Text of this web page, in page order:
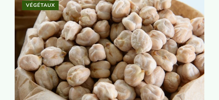
VÉGÉTAUX